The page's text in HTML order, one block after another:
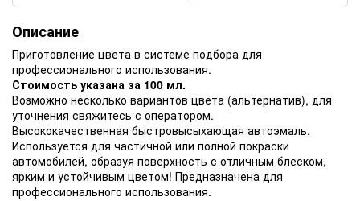
Описание
Приготовление цвета в системе подбора для
профессионального использования.
Стоимость указана за 100 мл.
Возможно несколько вариантов цвета (альтернатив), для
уточнения свяжитесь с оператором.
Высококачественная быстровысыхающая автоэмаль.
Используется для частичной или полной покраски
автомобилей, образуя поверхность с отличным блеском,
ярким и устойчивым цветом! Предназначена для
профессионального использования.